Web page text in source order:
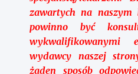
zawartych na naszym
powinno być
wykwalifikowanymi
wydawcy naszej
żaden sposób